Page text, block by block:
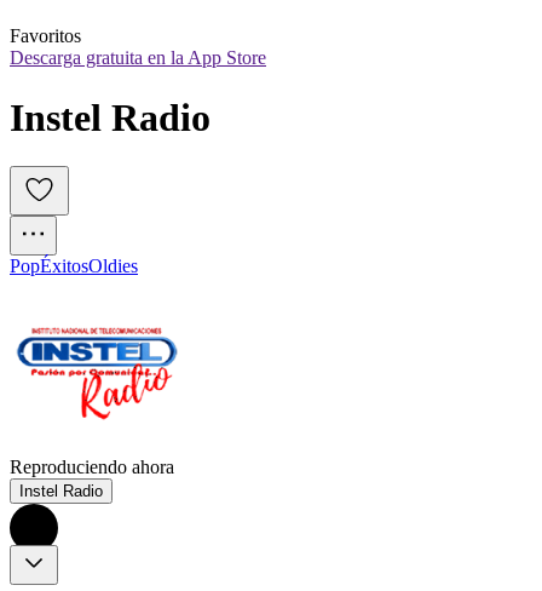
Favoritos
Descarga gratuita en la App Store
Instel Radio
PopÉxitosOldies
Reproduciendo ahora
Instel Radio